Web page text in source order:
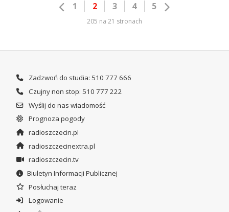
1 2 3 4 5
205 na 21 stronach
Zadzwoń do studia: 510 777 666
Czujny non stop: 510 777 222
Wyślij do nas wiadomość
Prognoza pogody
radioszczecin.pl
radioszczecinextra.pl
radioszczecin.tv
Biuletyn Informacji Publicznej
Posłuchaj teraz
Logowanie